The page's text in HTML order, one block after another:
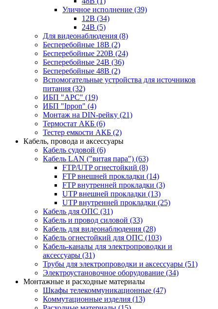
Уличное исполнение (39)
12В (34)
24В (5)
Для видеонаблюдения (8)
Бесперебойные 18В (2)
Бесперебойные 220В (24)
Бесперебойные 24В (36)
Бесперебойные 48В (2)
Вспомогательные устройства для источников
питания (32)
ИБП "APC" (19)
ИБП "Ippon" (4)
Монтаж на DIN-рейку (21)
Термостат АКБ (6)
Тестер емкости АКБ (2)
Кабель, провода и аксессуары
Кабель судовой (6)
Кабель LAN ("витая пара") (63)
FTP/UTP огнестойкий (8)
FTP внешней прокладки (14)
FTP внутренней прокладки (3)
UTP внешней прокладки (13)
UTP внутренней прокладки (25)
Кабель для ОПС (31)
Кабель и провод силовой (33)
Кабель для видеонаблюдения (28)
Кабель огнестойкий для ОПС (103)
Кабель-каналы для электропроводки и
аксессуары (31)
Трубы для электропроводки и аксессуары (51)
Электроустановочное оборудование (34)
Монтажные и расходные материалы
Шкафы телекоммуникационные (47)
Коммутационные изделия (13)